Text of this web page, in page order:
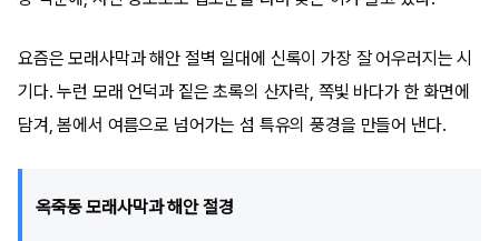
요즘은 모래사막과 해안 절벽 일대에 신록이 가장 잘 어우러지는 시
기다. 누런 모래 언덕과 짙은 초록의 산자락, 쪽빛 바다가 한 화면에
담겨, 봄에서 여름으로 넘어가는 섬 특유의 풍경을 만들어 낸다.
옥죽동 모래사막과 해안 절경